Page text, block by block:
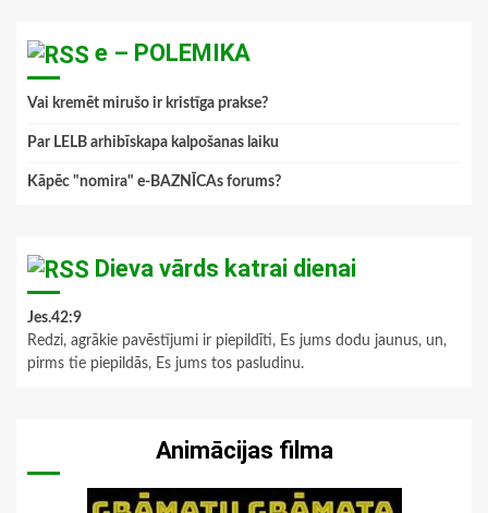
e – POLEMIKA
Vai kremēt mirušo ir kristīga prakse?
Par LELB arhibīskapa kalpošanas laiku
Kāpēc "nomira" e-BAZNĪCAs forums?
Dieva vārds katrai dienai
Jes.42:9
Redzi, agrākie pavēstījumi ir piepildīti, Es jums dodu jaunus, un,
pirms tie piepildās, Es jums tos pasludinu.
Animācijas filma